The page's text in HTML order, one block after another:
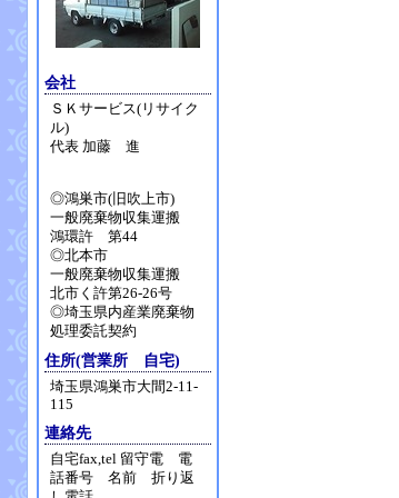
会社
ＳＫサービス(リサイク
ル)
代表 加藤 進
◎鴻巣市(旧吹上市)
一般廃棄物収集運搬
鴻環許 第44
◎北本市
一般廃棄物収集運搬
北市く許第26-26号
◎埼玉県内産業廃棄物
処理委託契約
住所(営業所 自宅)
埼玉県鴻巣市大間2-11-
115
連絡先
自宅fax,tel 留守電 電
話番号 名前 折り返